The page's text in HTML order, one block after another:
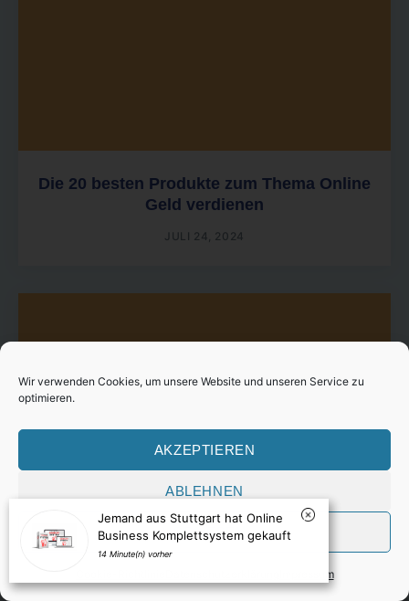
Wir verwenden Cookies, um unsere Website und unseren Service zu
optimieren.
AKZEPTIEREN
ABLEHNEN
VORLIEBEN
Impressum
Die 20 besten Produkte zum Thema Online
Geld verdienen
JULI 24, 2024
Jemand aus Stuttgart hat Online